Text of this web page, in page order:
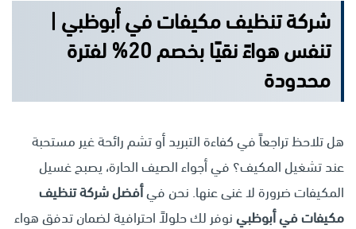
شركة تنظيف مكيفات في أبوظبي |
تنفس هواءً نقيًا بخصم 20% لفترة
محدودة
هل تلاحظ تراجعاً في كفاءة التبريد أو تشم رائحة غير مستحبة
عند تشغيل المكيف؟ في أجواء الصيف الحارة، يصبح غسيل
المكيفات ضرورة لا غنى عنها. نحن فيأفضل شركة تنظيف
مكيفات في أبوظبينوفر لك حلولاً احترافية لضمان تدفق هواء